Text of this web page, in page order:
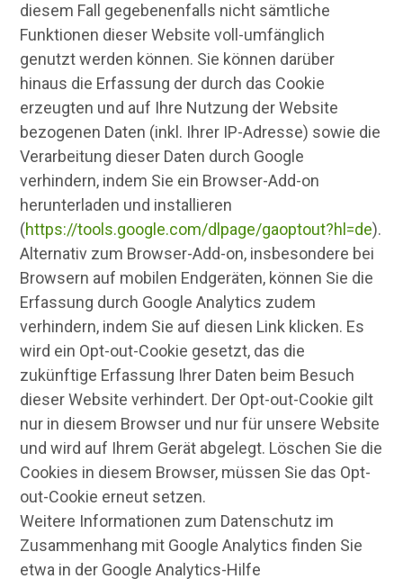
diesem Fall gegebenenfalls nicht sämtliche
Funktionen dieser Website voll-umfänglich
genutzt werden können. Sie können darüber
hinaus die Erfassung der durch das Cookie
erzeugten und auf Ihre Nutzung der Website
bezogenen Daten (inkl. Ihrer IP-Adresse) sowie die
Verarbeitung dieser Daten durch Google
verhindern, indem Sie ein Browser-Add-on
herunterladen und installieren
(https://tools.google.com/dlpage/gaoptout?hl=de).
Alternativ zum Browser-Add-on, insbesondere bei
Browsern auf mobilen Endgeräten, können Sie die
Erfassung durch Google Analytics zudem
verhindern, indem Sie auf diesen Link klicken. Es
wird ein Opt-out-Cookie gesetzt, das die
zukünftige Erfassung Ihrer Daten beim Besuch
dieser Website verhindert. Der Opt-out-Cookie gilt
nur in diesem Browser und nur für unsere Website
und wird auf Ihrem Gerät abgelegt. Löschen Sie die
Cookies in diesem Browser, müssen Sie das Opt-
out-Cookie erneut setzen.
Weitere Informationen zum Datenschutz im
Zusammenhang mit Google Analytics finden Sie
etwa in der Google Analytics-Hilfe